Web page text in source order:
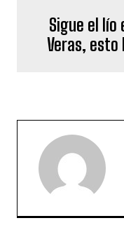
Sigue el lío
Veras, esto